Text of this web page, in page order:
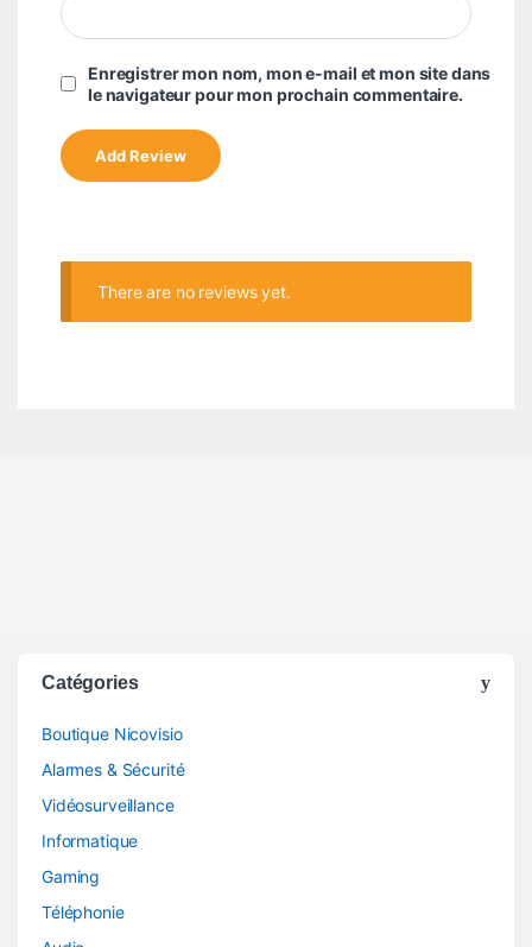
Enregistrer mon nom, mon e-mail et mon site dans
le navigateur pour mon prochain commentaire.
There are no reviews yet.
Catégories
Boutique Nicovisio
Alarmes & Sécurité
Vidéosurveillance
Informatique
Gaming
Téléphonie